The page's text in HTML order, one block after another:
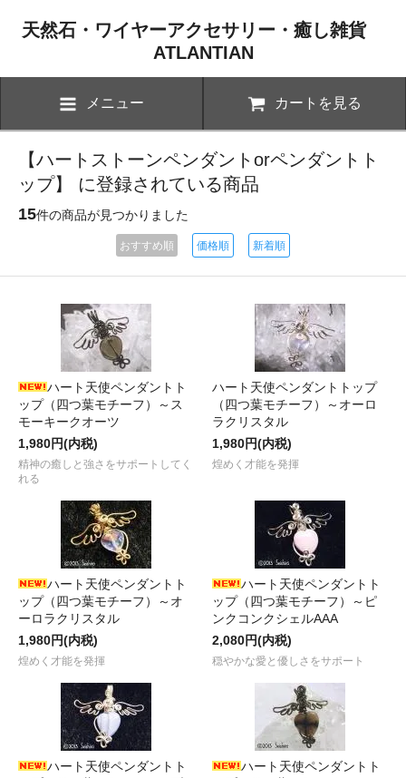
天然石・ワイヤーアクセサリー・癒し雑貨
ATLANTIAN
メニュー カートを見る
【ハートストーンペンダントorペンダントト
ップ】 に登録されている商品
15件の商品が見つかりました
おすすめ順 価格順 新着順
ハート天使ペンダントト
ップ（四つ葉モチーフ）～ス
モーキークオーツ
1,980円(内税)
精神の癒しと強さをサポートしてく
れる
ハート天使ペンダントトップ
（四つ葉モチーフ）～オーロ
ラクリスタル
1,980円(内税)
煌めく才能を発揮
ハート天使ペンダントト
ップ（四つ葉モチーフ）～オ
ーロラクリスタル
1,980円(内税)
煌めく才能を発揮
ハート天使ペンダントト
ップ（四つ葉モチーフ）～ピ
ンクコンクシェルAAA
2,080円(内税)
穏やかな愛と優しさをサポート
ハート天使ペンダントト
ハート天使ペンダントト